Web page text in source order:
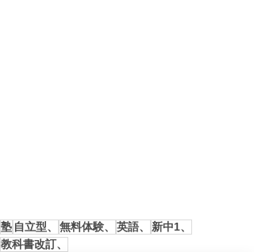
塾 自立型、 無料体験、 英語、
新中1、
教科書改訂、